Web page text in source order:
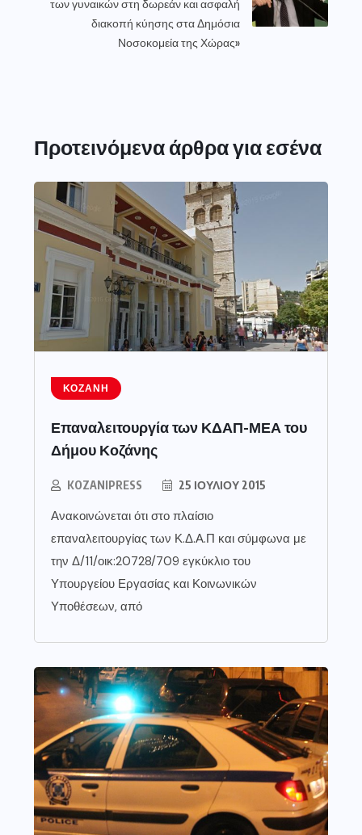
των γυναικών στη δωρεάν και ασφαλή
διακοπή κύησης στα Δημόσια
Νοσοκομεία της Χώρας»
Προτεινόμενα άρθρα για εσένα
ΚΟΖΆΝΗ
Επαναλειτουργία των ΚΔΑΠ-ΜΕΑ του
Δήμου Κοζάνης
KOZANIPRESS 25 ΙΟΥΛΊΟΥ 2015
Ανακοινώνεται ότι στο πλαίσιο
επαναλειτουργίας των Κ.Δ.Α.Π και σύμφωνα με
την Δ/11/οικ:20728/709 εγκύκλιο του
Υπουργείου Εργασίας και Κοινωνικών
Υποθέσεων, από